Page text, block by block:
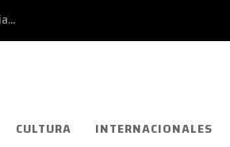
CULTURA INTERNACIONALES